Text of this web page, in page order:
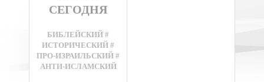
СЕГОДНЯ
БИБЛЕЙСКИЙ #
ИСТОРИЧЕСКИЙ #
ПРО-ИЗРАИЛЬСКИЙ #
АНТИ-ИСЛАМСКИЙ